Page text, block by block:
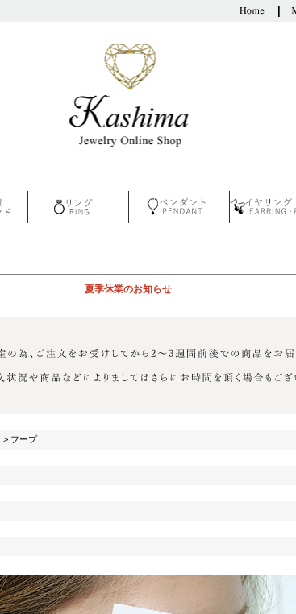
夏季休業のお知らせ
> フープ